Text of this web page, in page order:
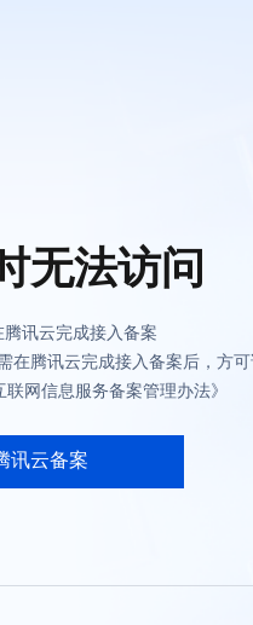
无法访问
讯云完成接入备案
在腾讯云完成接入备案后，方
网信息服务备案管理办法》
讯云备案